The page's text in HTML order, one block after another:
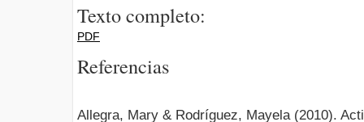
Texto completo:
PDF
Referencias
Allegra, Mary & Rodríguez, Mayela (2010).